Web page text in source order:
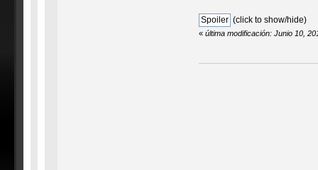
(click to show/hide)
«última modificación: Junio 10,